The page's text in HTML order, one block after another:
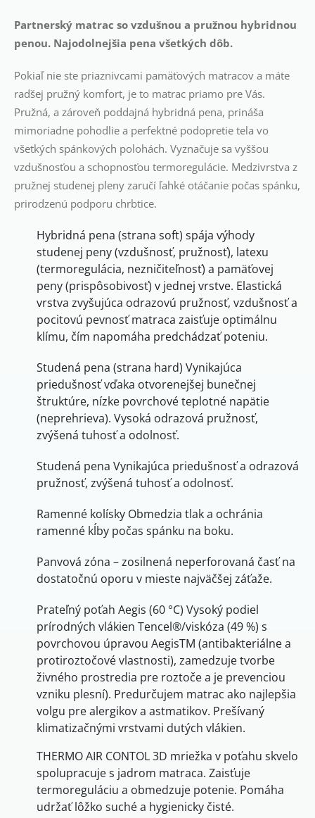
Partnerský matrac so vzdušnou a pružnou hybridnou
penou. Najodolnejšia pena všetkých dôb.
Pokiaľ nie ste priaznivcami pamäťových matracov a máte
radšej pružný komfort, je to matrac priamo pre Vás.
Pružná, a zároveň poddajná hybridná pena, prináša
mimoriadne pohodlie a perfektné podopretie tela vo
všetkých spánkových polohách. Vyznačuje sa vyššou
vzdušnosťou a schopnosťou termoregulácie. Medzivrstva z
pružnej studenej pleny zaručí ľahké otáčanie počas spánku,
prirodzenú podporu chrbtice.
Hybridná pena (strana soft) spája výhody
studenej peny (vzdušnosť, pružnosť), latexu
(termoregulácia, nezničiteľnosť) a pamäťovej
peny (prispôsobivosť) v jednej vrstve. Elastická
vrstva zvyšujúca odrazovú pružnosť, vzdušnosť a
pocitovú pevnosť matraca zaisťuje optimálnu
klímu, čím napomáha predchádzať poteniu.
Studená pena (strana hard) Vynikajúca
priedušnosť vďaka otvorenejšej bunečnej
štruktúre, nízke povrchové teplotné napätie
(neprehrieva). Vysoká odrazová pružnosť,
zvýšená tuhosť a odolnosť.
Studená pena Vynikajúca priedušnosť a odrazová
pružnosť, zvýšená tuhosť a odolnosť.
Ramenné kolísky Obmedzia tlak a ochránia
ramenné kĺby počas spánku na boku.
Panvová zóna – zosilnená neperforovaná časť na
dostatočnú oporu v mieste najväčšej záťaže.
Prateľný poťah Aegis (60 °C) Vysoký podiel
prírodných vlákien Tencel®/viskóza (49 %) s
povrchovou úpravou AegisTM (antibakteriálne a
protiroztočové vlastnosti), zamedzuje tvorbe
živného prostredia pre roztoče a je prevenciou
vzniku plesní). Predurčujem matrac ako najlepšia
volgu pre alergikov a astmatikov. Prešívaný
klimatizačnými vrstvami dutých vlákien.
THERMO AIR CONTOL 3D mriežka v poťahu skvelo
spolupracuje s jadrom matraca. Zaisťuje
termoreguláciu a obmedzuje potenie. Pomáha
udržať lôžko suché a hygienicky čisté.